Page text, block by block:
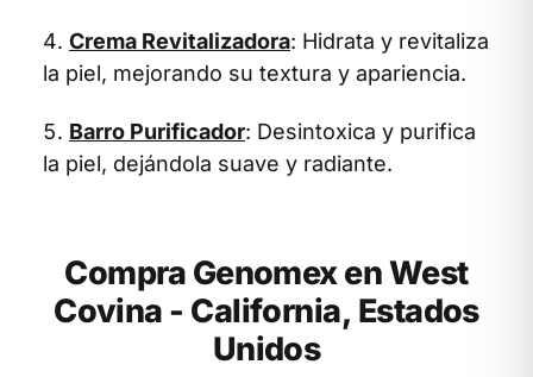
Crema Revitalizadora: Hidrata y revitaliza
la piel, mejorando su textura y apariencia.
Barro Purificador: Desintoxica y purifica
la piel, dejándola suave y radiante.
Compra Genomex en West
Covina - California, Estados
Unidos